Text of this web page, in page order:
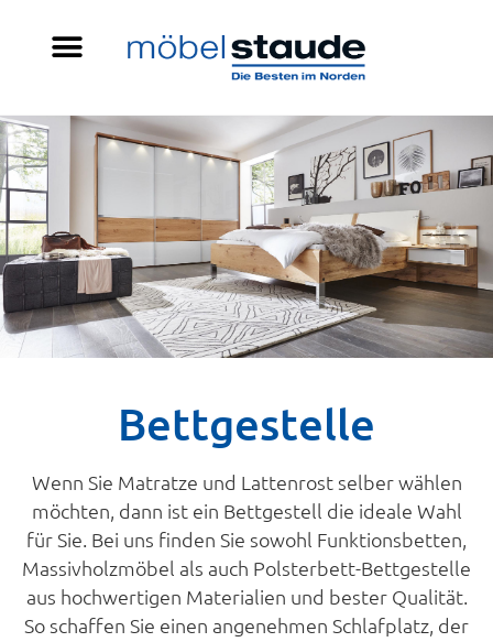
Bettgestelle
Wenn Sie Matratze und Lattenrost selber wählen
möchten, dann ist ein Bettgestell die ideale Wahl
für Sie. Bei uns finden Sie sowohl Funktionsbetten,
Massivholzmöbel als auch Polsterbett-Bettgestelle
aus hochwertigen Materialien und bester Qualität.
So schaffen Sie einen angenehmen Schlafplatz, der